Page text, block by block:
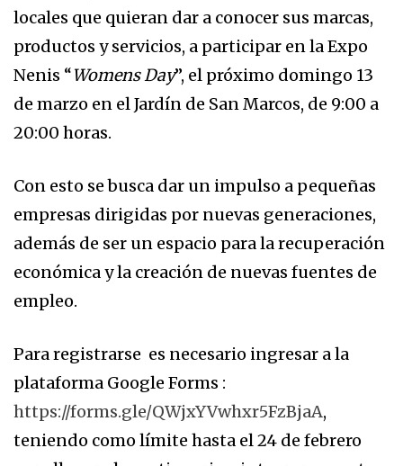
locales que quieran dar a conocer sus marcas,
productos y servicios, a participar en la Expo
Nenis “Womens Day”, el próximo domingo 13
de marzo en el Jardín de San Marcos, de 9:00 a
20:00 horas.
Con esto se busca dar un impulso a pequeñas
empresas dirigidas por nuevas generaciones,
además de ser un espacio para la recuperación
económica y la creación de nuevas fuentes de
empleo.
Para registrarse es necesario ingresar a la
plataforma Google Forms :
https://forms.gle/QWjxYVwhxr5FzBjaA,
teniendo como límite hasta el 24 de febrero